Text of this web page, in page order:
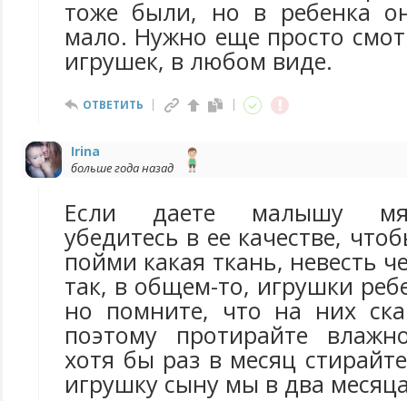
тоже были, но в ребенка
мало. Нужно еще просто
игрушек, в любом виде.
ОТВЕТИТЬ
Irina
больше года назад
Если даете малышу
убедитесь в ее качестве,
пойми какая ткань, невесть
так, в общем-то, игрушки
но помните, что на них
поэтому протирайте
хотя бы раз в месяц
игрушку сыну мы в два